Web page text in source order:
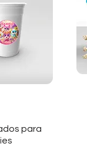
para